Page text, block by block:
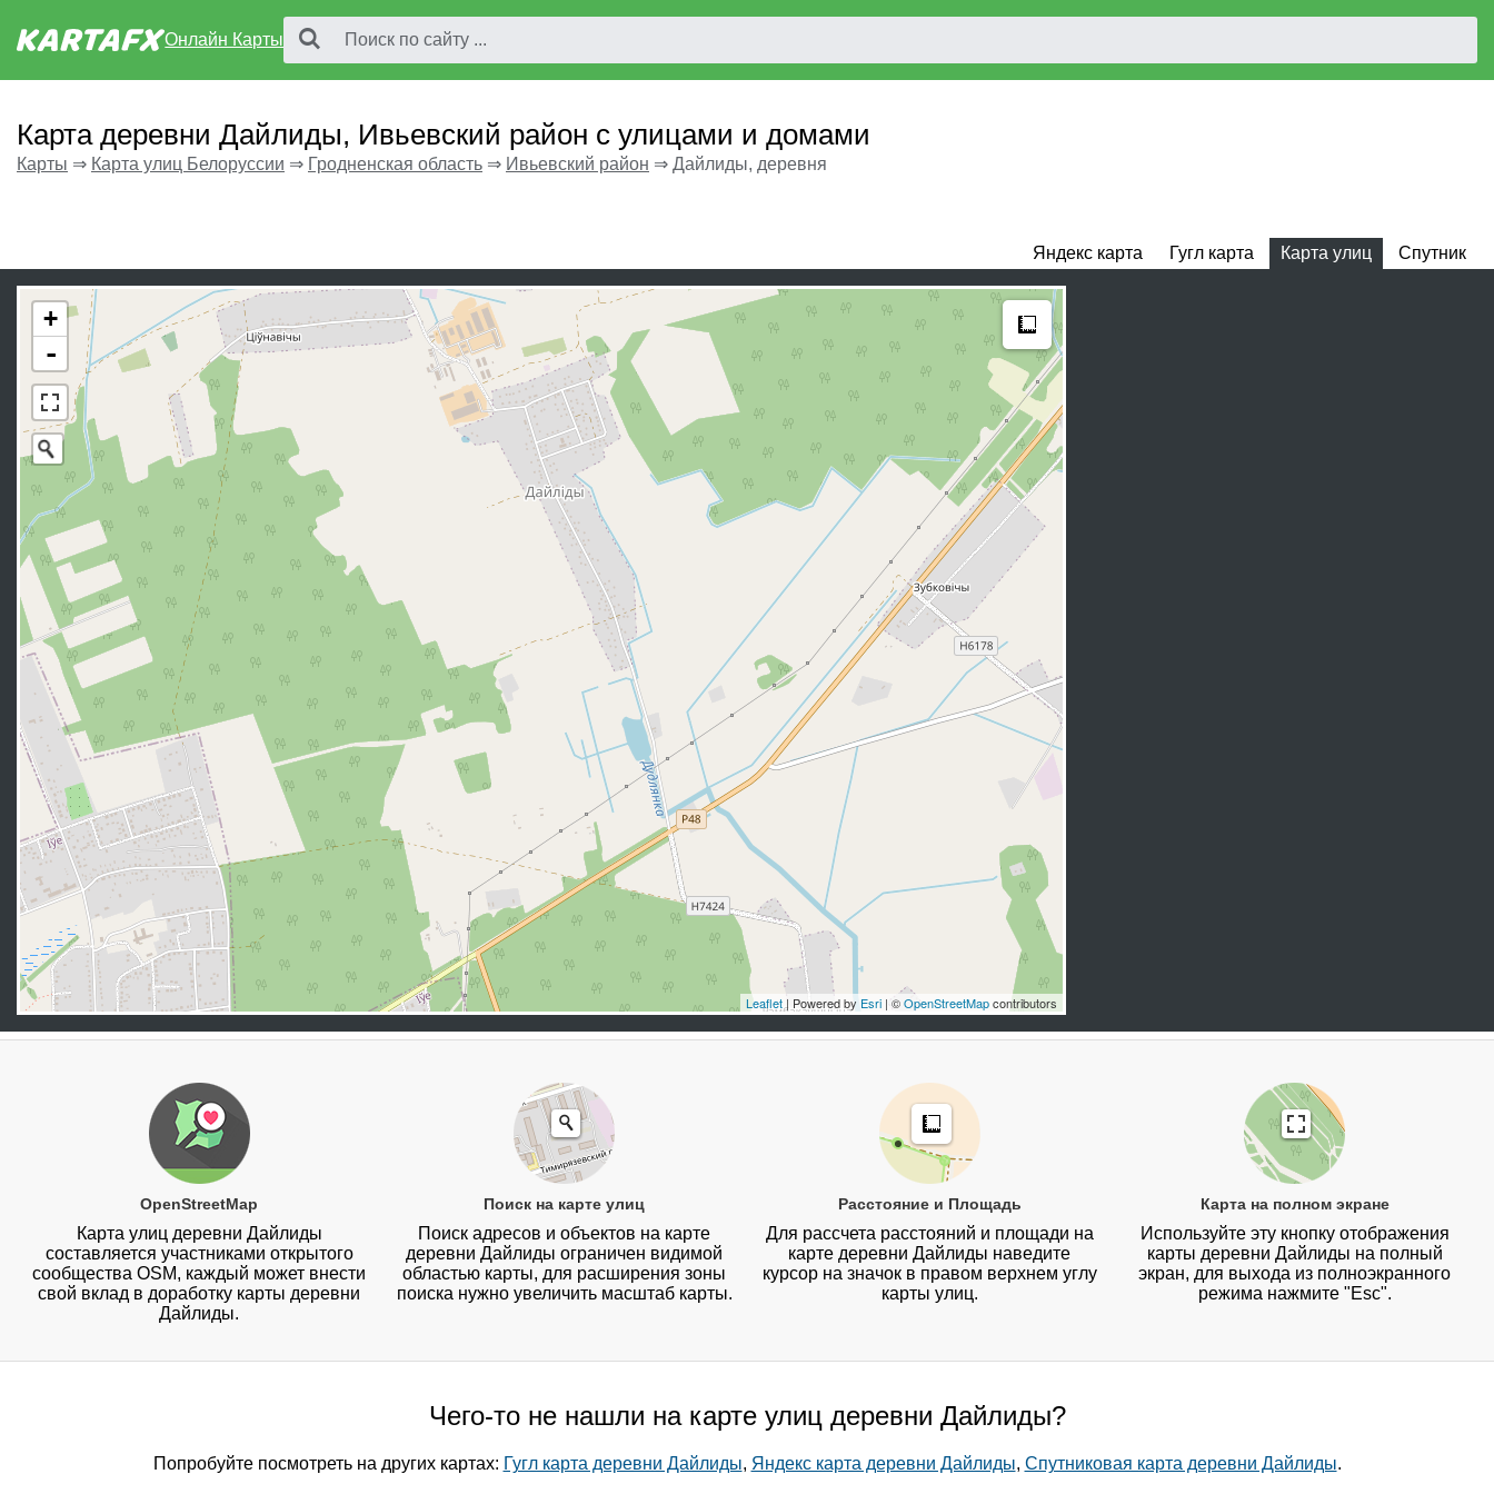
Онлайн Карты
Карта деревни Дайлиды, Ивьевский район с улицами и домами
Карты ⇒ Карта улиц Белоруссии ⇒ Гродненская область ⇒ Ивьевский район ⇒ Дайлиды, деревня
Яндекс карта Гугл карта Карта улиц Спутник
+
-
Measure
Leaflet | Powered by Esri | ©OpenStreetMapcontributors
OpenStreetMap
Карта улиц деревни Дайлиды
составляется участниками открытого
сообщества OSM, каждый может внести
свой вклад в доработку карты деревни
Дайлиды.
Поиск на карте улиц
Поиск адресов и объектов на карте
деревни Дайлиды ограничен видимой
областью карты, для расширения зоны
поиска нужно увеличить масштаб карты.
Расстояние и Площадь
Для рассчета расстояний и площади на
карте деревни Дайлиды наведите
курсор на значок в правом верхнем углу
карты улиц.
Карта на полном экране
Используйте эту кнопку отображения
карты деревни Дайлиды на полный
экран, для выхода из полноэкранного
режима нажмите "Esc".
Чего-то не нашли на карте улиц деревни Дайлиды?
Попробуйте посмотреть на других картах: Гугл карта деревни Дайлиды, Яндекс карта деревни Дайлиды, Спутниковая карта деревни Дайлиды.